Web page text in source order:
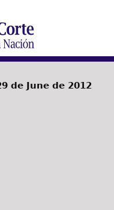
de June de 2012